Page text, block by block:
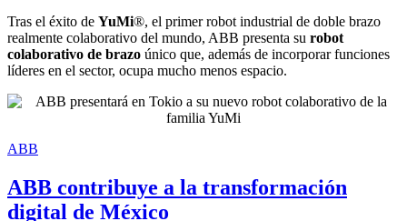
Tras el éxito de YuMi®, el primer robot industrial de doble brazo
realmente colaborativo del mundo, ABB presenta su robot
colaborativo de brazo único que, además de incorporar funciones
líderes en el sector, ocupa mucho menos espacio.
ABB
ABB contribuye a la transformación
digital de México